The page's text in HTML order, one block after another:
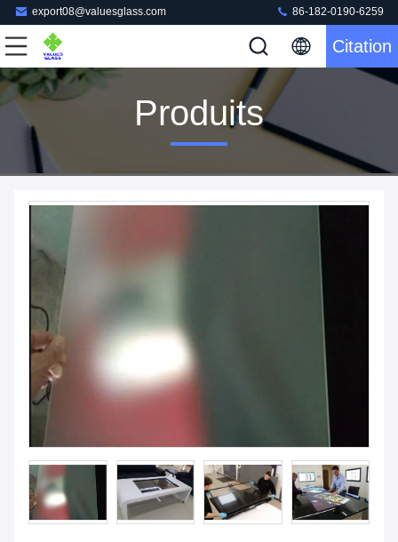
export08@valuesglass.com 86-182-0190-6259
Citation
Produits